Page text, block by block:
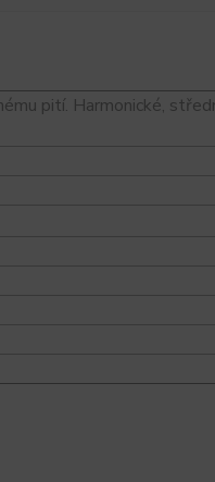
pití. Harmonické,